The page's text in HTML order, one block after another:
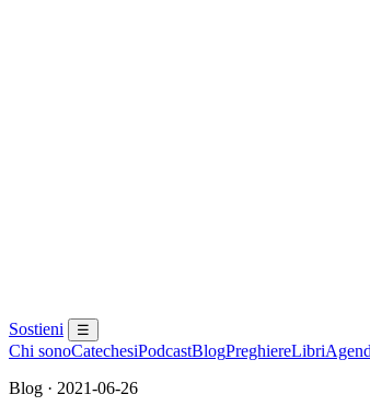
Sostieni ☰
Chi sonoCatechesiPodcastBlogPreghiereLibri
Blog · 2021-06-26